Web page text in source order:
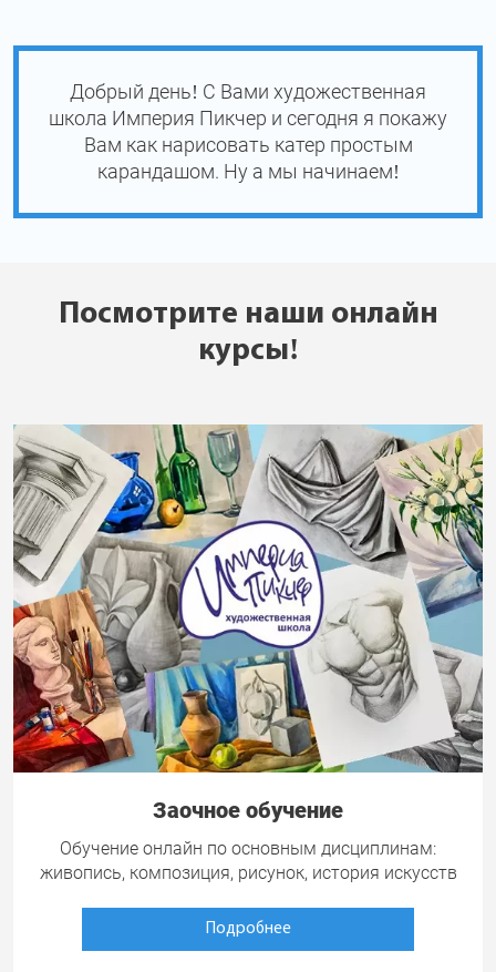
Добрый день! С Вами художественная
школа Империя Пикчер и сегодня я покажу
Вам как нарисовать катер простым
карандашом. Ну а мы начинаем!
Посмотрите наши онлайн
курсы!
Заочное обучение
Обучение онлайн по основным дисциплинам:
живопись, композиция, рисунок, история искусств
Подробнее